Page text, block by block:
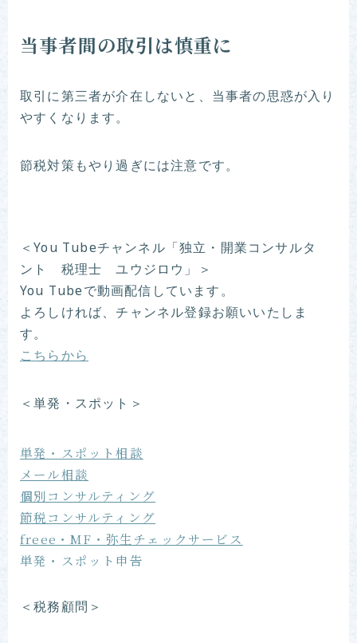
当事者間の取引は慎重に
取引に第三者が介在しないと、当事者の思惑が入り
やすくなります。
節税対策もやり過ぎには注意です。
＜You Tubeチャンネル「独立・開業コンサルタ
ント 税理士 ユウジロウ」＞
You Tubeで動画配信しています。
よろしければ、チャンネル登録お願いいたしま
す。
こちらから
＜単発・スポット＞
単発・スポット相談
メール相談
個別コンサルティング
節税コンサルティング
freee・MF・弥生チェックサービス
単発・スポット申告
＜税務顧問＞